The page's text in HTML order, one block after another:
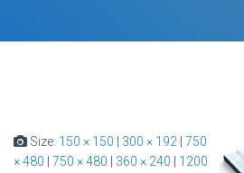
Size: 150 × 150 300 × 192
750
× 480
750 × 480 360 × 240
1200